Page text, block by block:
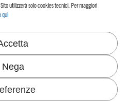
utilizzerà solo cookies tecnici. Per maggiori
qui
Nega
Specialità Grafiche
Casting Release